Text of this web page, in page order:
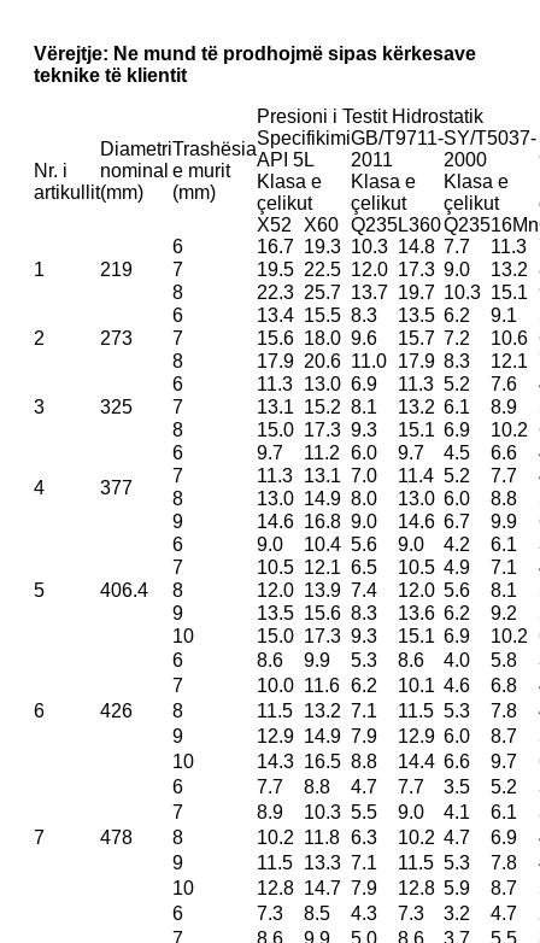
Vërejtje: Ne mund të prodhojmë sipas kërkesave
teknike të klientit
Nr. i
artikullit
Diametri
nominal
(mm)
Trashësia
e murit
(mm)
Presioni i Testit Hidrostatik
Specifikimi
API 5L
GB/T9711-
2011
SY/T5037-
2000
Klasa e
çelikut
Klasa e
çelikut
Klasa e
çelikut
X52
X60 Q235L360Q23516Mn
1 219
6 16.7 19.3 10.3 14.8 7.7 11.3
7
19.5 22.5 12.0 17.3 9.0 13.2
8
22.3 25.7 13.7 19.7 10.3 15.1
2 273
6 13.4 15.5 8.3 13.5 6.2 9.1
7
15.6 18.0 9.6 15.7 7.2 10.6
8
17.9 20.6 11.0 17.9 8.3 12.1
3 325
6 11.3 13.0 6.9 11.3 5.2 7.6
7
13.1 15.2 8.1 13.2 6.1 8.9
8
15.0 17.3 9.3 15.1 6.9 10.2
4 377
6 9.7 11.2 6.0 9.7 4.5 6.6
7
11.3 13.1 7.0 11.4 5.2 7.7
8
13.0 14.9 8.0 13.0 6.0 8.8
9
14.6 16.8 9.0 14.6 6.7 9.9
5 406.4
6 9.0 10.4 5.6 9.0 4.2 6.1
7
10.5 12.1 6.5 10.5 4.9 7.1
8
12.0 13.9 7.4 12.0 5.6 8.1
9
13.5 15.6 8.3 13.6 6.2 9.2
10
15.0 17.3 9.3 15.1 6.9 10.2
6 426
6 8.6 9.9 5.3 8.6 4.0 5.8
7
10.0 11.6 6.2 10.1 4.6 6.8
8
11.5 13.2 7.1 11.5 5.3 7.8
9
12.9 14.9 7.9 12.9 6.0 8.7
10
14.3 16.5 8.8 14.4 6.6 9.7
7 478
6 7.7 8.8 4.7 7.7 3.5 5.2
7
8.9 10.3 5.5 9.0 4.1 6.1
8
10.2 11.8 6.3 10.2 4.7 6.9
9
11.5 13.3 7.1 11.5 5.3 7.8
10
12.8 14.7 7.9 12.8 5.9 8.7
6 7.3 8.5 4.3 7.3 3.2 4.7
7
8.6 9.9 5.0 8.6 3.7 5.5